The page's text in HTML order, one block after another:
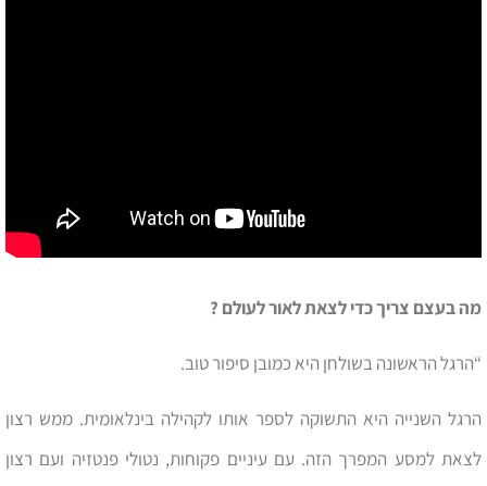
מה בעצם צריך כדי לצאת לאור לעולם ?
“הרגל הראשונה בשולחן היא כמובן סיפור טוב.
הרגל השנייה היא התשוקה לספר אותו לקהילה בינלאומית. ממש רצון
לצאת למסע המפרך הזה. עם עיניים פקוחות, נטולי פנטזיה ועם רצון